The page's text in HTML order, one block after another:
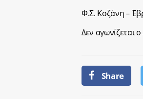
Φ.Σ. Κοζάνη –
Δεν αγωνίζεται
Share